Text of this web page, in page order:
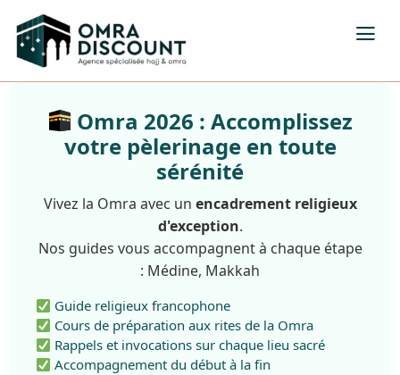
Omra 2026 : Accomplissez
votre pèlerinage en toute
sérénité
Vivez la Omra avec un encadrement religieux
d'exception.
Nos guides vous accompagnent à chaque étape
: Médine, Makkah
Guide religieux francophone
Cours de préparation aux rites de la Omra
Rappels et invocations sur chaque lieu sacré
Accompagnement du début à la fin